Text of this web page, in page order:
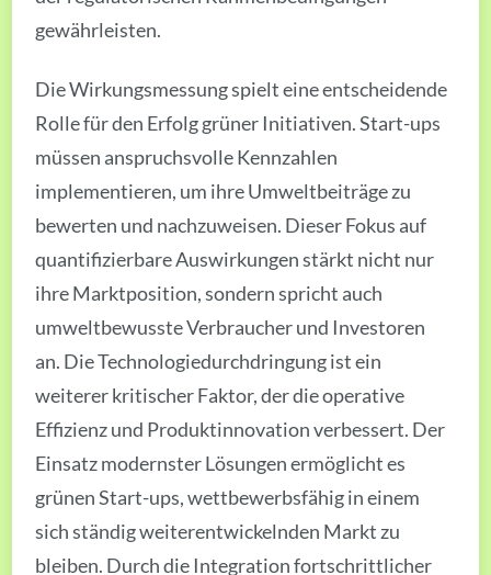
gewährleisten.
Die Wirkungsmessung spielt eine entscheidende
Rolle für den Erfolg grüner Initiativen. Start-ups
müssen anspruchsvolle Kennzahlen
implementieren, um ihre Umweltbeiträge zu
bewerten und nachzuweisen. Dieser Fokus auf
quantifizierbare Auswirkungen stärkt nicht nur
ihre Marktposition, sondern spricht auch
umweltbewusste Verbraucher und Investoren
an. Die Technologiedurchdringung ist ein
weiterer kritischer Faktor, der die operative
Effizienz und Produktinnovation verbessert. Der
Einsatz modernster Lösungen ermöglicht es
grünen Start-ups, wettbewerbsfähig in einem
sich ständig weiterentwickelnden Markt zu
bleiben. Durch die Integration fortschrittlicher